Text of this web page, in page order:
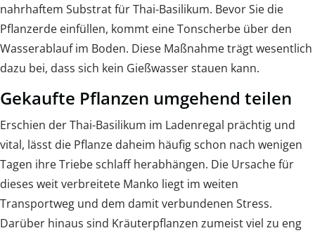
nahrhaftem Substrat für Thai-Basilikum. Bevor Sie die
Pflanzerde einfüllen, kommt eine Tonscherbe über den
Wasserablauf im Boden. Diese Maßnahme trägt wesentlich
dazu bei, dass sich kein Gießwasser stauen kann.
Gekaufte Pflanzen umgehend teilen
Erschien der Thai-Basilikum im Ladenregal prächtig und
vital, lässt die Pflanze daheim häufig schon nach wenigen
Tagen ihre Triebe schlaff herabhängen. Die Ursache für
dieses weit verbreitete Manko liegt im weiten
Transportweg und dem damit verbundenen Stress.
Darüber hinaus sind Kräuterpflanzen zumeist viel zu eng